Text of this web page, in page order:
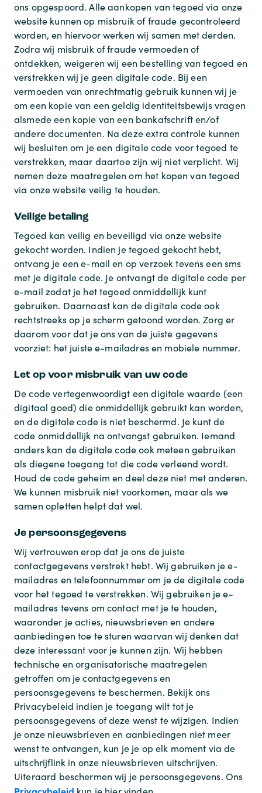
ons opgespoord. Alle aankopen van tegoed via onze
website kunnen op misbruik of fraude gecontroleerd
worden, en hiervoor werken wij samen met derden.
Zodra wij misbruik of fraude vermoeden of
ontdekken, weigeren wij een bestelling van tegoed en
verstrekken wij je geen digitale code. Bij een
vermoeden van onrechtmatig gebruik kunnen wij je
om een kopie van een geldig identiteitsbewijs vragen
alsmede een kopie van een bankafschrift en/of
andere documenten. Na deze extra controle kunnen
wij besluiten om je een digitale code voor tegoed te
verstrekken, maar daartoe zijn wij niet verplicht. Wij
nemen deze maatregelen om het kopen van tegoed
via onze website veilig te houden.
Veilige betaling
Tegoed kan veilig en beveiligd via onze website
gekocht worden. Indien je tegoed gekocht hebt,
ontvang je een e-mail en op verzoek tevens een sms
met je digitale code. Je ontvangt de digitale code per
e-mail zodat je het tegoed onmiddellijk kunt
gebruiken. Daarnaast kan de digitale code ook
rechtstreeks op je scherm getoond worden. Zorg er
daarom voor dat je ons van de juiste gegevens
voorziet: het juiste e-mailadres en mobiele nummer.
Let op voor misbruik van uw code
De code vertegenwoordigt een digitale waarde (een
digitaal goed) die onmiddellijk gebruikt kan worden,
en de digitale code is niet beschermd. Je kunt de
code onmiddellijk na ontvangst gebruiken. Iemand
anders kan de digitale code ook meteen gebruiken
als diegene toegang tot die code verleend wordt.
Houd de code geheim en deel deze niet met anderen.
We kunnen misbruik niet voorkomen, maar als we
samen opletten helpt dat wel.
Je persoonsgegevens
Wij vertrouwen erop dat je ons de juiste
contactgegevens verstrekt hebt. Wij gebruiken je e-
mailadres en telefoonnummer om je de digitale code
voor het tegoed te verstrekken. Wij gebruiken je e-
mailadres tevens om contact met je te houden,
waaronder je acties, nieuwsbrieven en andere
aanbiedingen toe te sturen waarvan wij denken dat
deze interessant voor je kunnen zijn. Wij hebben
technische en organisatorische maatregelen
getroffen om je contactgegevens en
persoonsgegevens te beschermen. Bekijk ons
Privacybeleid indien je toegang wilt tot je
persoonsgegevens of deze wenst te wijzigen. Indien
je onze nieuwsbrieven en aanbiedingen niet meer
wenst te ontvangen, kun je je op elk moment via de
uitschrijflink in onze nieuwsbrieven uitschrijven.
Uiteraard beschermen wij je persoonsgegevens. Ons